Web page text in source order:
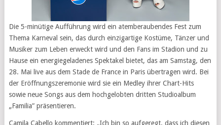
Die 5-minütige Aufführung wird ein atemberaubendes Fest zum
Thema Karneval sein, das durch einzigartige Kostüme, Tänzer und
Musiker zum Leben erweckt wird und den Fans im Stadion und zu
Hause ein energiegeladenes Spektakel bietet, das am Samstag, den
28. Mai live aus dem Stade de France in Paris übertragen wird. Bei
der Eröffnungszeremonie wird sie ein Medley ihrer Chart-Hits
sowie neue Songs aus dem hochgelobten dritten Studioalbum
„Familia” präsentieren.
Camila Cabello kommentiert: „Ich bin so aufgeregt, dass ich diesen